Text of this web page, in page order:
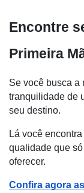
Encontre
Primeira
Se você busca a
tranquilidade de
seu destino.
Lá você
qualidade que
oferecer.
Confira agora